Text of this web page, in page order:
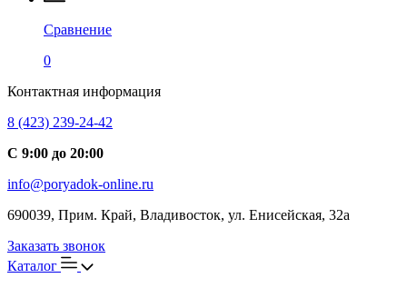
Сравнение
0
Контактная информация
8 (423) 239-24-42
С 9:00 до 20:00
info@poryadok-online.ru
690039, Прим. Край, Владивосток, ул. Енисейская, 32а
Заказать звонок
Каталог